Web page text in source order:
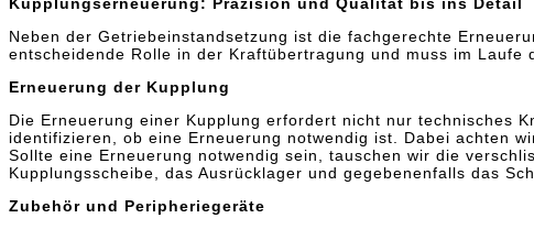
Neben der Getriebeinstandsetzung ist die fachgerechte
entscheidende Rolle in der Kraftübertragung und muss im
Erneuerung der Kupplung
Die Erneuerung einer Kupplung erfordert nicht nur technisches
identifizieren, ob eine Erneuerung notwendig ist. Dabei achten
Sollte eine Erneuerung notwendig sein, tauschen wir die
Kupplungsscheibe, das Ausrücklager und gegebenenfalls das
Zubehör und Peripheriegeräte